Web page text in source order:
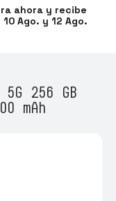
ahora y recibe
Ago. y 12 Ago.
256 GB
mAh